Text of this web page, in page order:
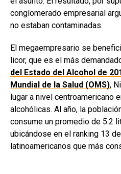
conglomerado empresarial
no estaban contaminadas.
El megaempresario se
licor, que es el más
del Estado del Alcohol de
Mundial de la Salud (OMS),
lugar a nivel centroamericano
alcohólicas. Al año, la
consume un promedio de 5.2
ubicándose en el ranking 13
latinoamericanos que más